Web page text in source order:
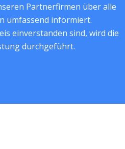
Partnerfirmen über alle
umfassend informiert.
einverstanden sind, wird die
durchgeführt.